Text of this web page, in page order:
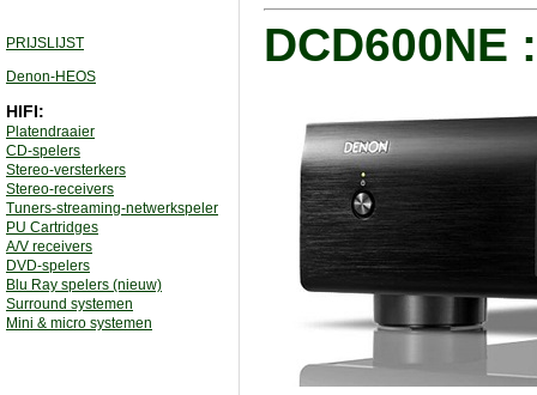
PRIJSLIJST
Denon-HEOS
HIFI:
Platendraaier
CD-spelers
Stereo-versterkers
Stereo-receivers
Tuners-streaming-netwerkspeler
PU Cartridges
A/V receivers
DVD-spelers
Blu Ray spelers (nieuw)
Surround systemen
Mini & micro systemen
DCD600NE